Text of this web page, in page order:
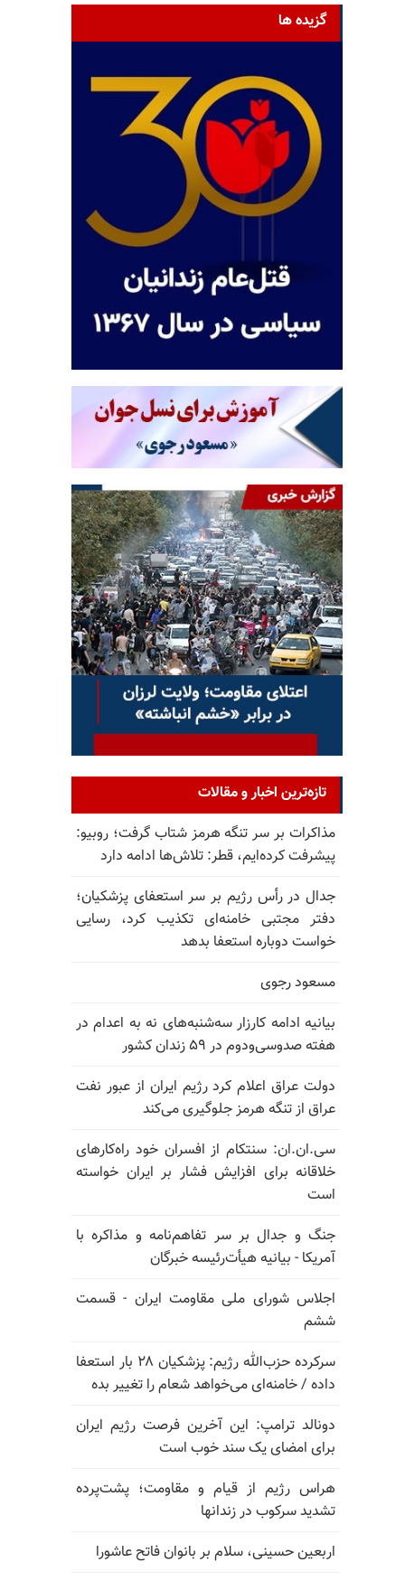
گزیده ها
تازه‌ترین اخبار و مقالات
مذاکرات بر سر تنگه هرمز شتاب گرفت؛ روبیو:
پیشرفت کرده‌ایم، قطر: تلاش‌ها ادامه دارد
جدال در رأس رژیم بر سر استعفای پزشکیان؛
دفتر مجتبی خامنه‌ای تکذیب کرد، رسایی
خواست دوباره استعفا بدهد
مسعود رجوی
بیانیه ادامه کارزار سه‌شنبه‌های نه به اعدام در
هفته صدوسی‌و‌دوم در ۵۹ زندان کشور
دولت عراق اعلام کرد رژیم ایران از عبور نفت
عراق از تنگه هرمز جلوگیری می‌کند
سی.ان.ان: سنتکام از افسران خود راه‌کارهای
خلاقانه برای افزایش فشار بر ایران خواسته
است
جنگ و جدال بر سر تفاهم‌نامه و مذاکره با
آمریکا - بیانیه هیأت‌رئیسه خبرگان
اجلاس شورای ملی مقاومت ایران - قسمت
ششم
سرکرده حزب‌الله رژیم: پزشکیان ۲۸ بار استعفا
داده / خامنه‌ای می‌خواهد شعام را تغییر بده
دونالد ترامپ: این آخرین فرصت رژیم ایران
برای امضای یک سند خوب است
هراس رژیم از قیام و مقاومت؛ پشت‌پرده
تشدید سرکوب در زندانها
اربعین حسینی، سلام بر بانوان فاتح عاشورا